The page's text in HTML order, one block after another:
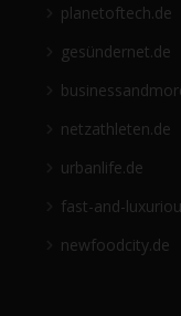
planetoftech.de
gesündernet.de
netzathleten.de
urbanlife.de
fast-and-
newfoodcity.de